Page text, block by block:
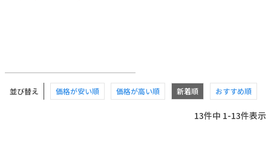
並び替え 価格が安い順 価格が高い順 新着順 おすすめ順
13件中 1-13件表示